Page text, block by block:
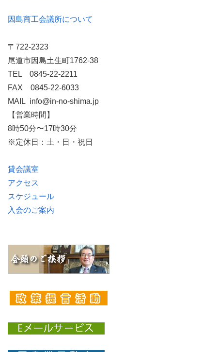
因島商工会議所について
〒722-2323
尾道市因島土生町1762-38
TEL 0845-22-2211
FAX 0845-22-6033
MAIL info@in-no-shima.jp
【営業時間】
8時50分〜17時30分
※定休日：土・日・祝日
貸会議室
アクセス
スケジュール
入会のご案内